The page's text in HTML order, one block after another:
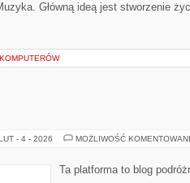
Główną ideą jest stworzenie
- 4 - 2026 MOŻLIWOŚĆ
Ta platforma to blog